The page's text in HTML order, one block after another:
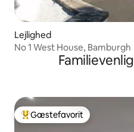
Lejlighed
No 1 West House, Bamburgh
Bedste gæstefavorit
Gæstefavorit